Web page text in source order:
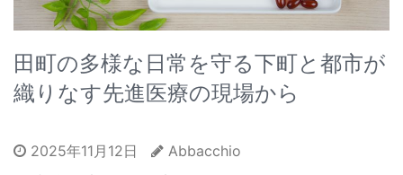
田町の多様な日常を守る下町と都市が
織りなす先進医療の現場から
2025年11月12日
Abbacchio